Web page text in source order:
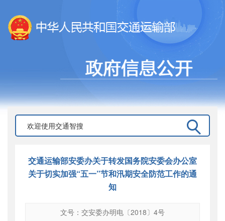
交通运输部安委办关于转发国务院安委会办公室
关于切实加强“五一”节和汛期安全防范工作的通
知
文号：交安委办明电〔2018〕4号